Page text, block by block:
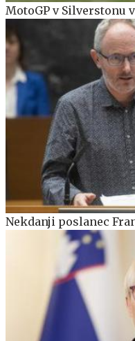
MotoGP v Silverstonu
Nekdanji poslanec